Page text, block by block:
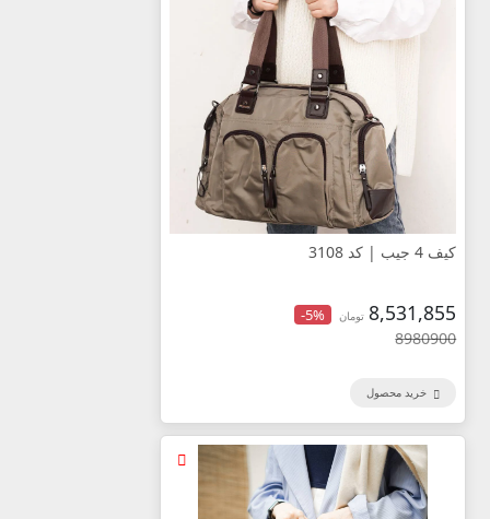
کیف 4 جیب | کد 3108
8,531,855 تومان -5%
8980900
خرید محصول